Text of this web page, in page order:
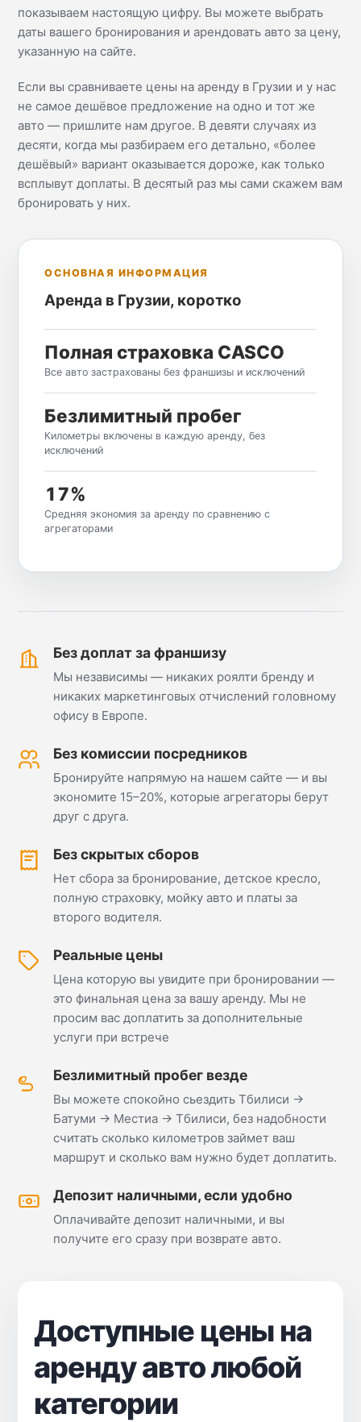
показываем настоящую цифру. Вы можете выбрать
даты вашего бронирования и арендовать авто за цену,
указанную на сайте.
Если вы сравниваете цены на аренду в Грузии и у нас
не самое дешёвое предложение на одно и тот же
авто — пришлите нам другое. В девяти случаях из
десяти, когда мы разбираем его детально, «более
дешёвый» вариант оказывается дороже, как только
всплывут доплаты. В десятый раз мы сами скажем вам
бронировать у них.
ОСНОВНАЯ ИНФОРМАЦИЯ
Аренда в Грузии, коротко
Полная страховка CASCO
Все авто застрахованы без франшизы и исключений
Безлимитный пробег
Километры включены в каждую аренду, без
исключений
17%
Средняя экономия за аренду по сравнению с
агрегаторами
Без доплат за франшизу
Мы независимы — никаких роялти бренду и
никаких маркетинговых отчислений головному
офису в Европе.
Без комиссии посредников
Бронируйте напрямую на нашем сайте — и вы
экономите 15–20%, которые агрегаторы берут
друг с друга.
Без скрытых сборов
Нет сбора за бронирование, детское кресло,
полную страховку, мойку авто и платы за
второго водителя.
Реальные цены
Цена которую вы увидите при бронировании —
это финальная цена за вашу аренду. Мы не
просим вас доплатить за дополнительные
услуги при встрече
Безлимитный пробег везде
Вы можете спокойно сьездить Тбилиси →
Батуми → Местиа → Тбилиси, без надобности
считать сколько километров займет ваш
маршрут и сколько вам нужно будет доплатить.
Депозит наличными, если удобно
Оплачивайте депозит наличными, и вы
получите его сразу при возврате авто.
Доступные цены на
аренду авто любой
категории